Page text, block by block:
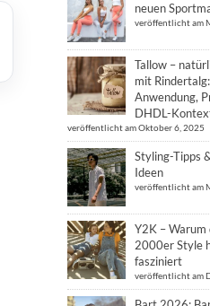
neuen
veröffentlicht am
Tallow –
mit
Anwendung,
DHDL-
veröffentlicht am Oktober 6, 2025
Styling-Tipps
Ideen
veröffentlicht am
Y2K – Warum
2000er Style
fasziniert
veröffentlicht am